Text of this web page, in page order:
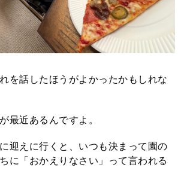
を話したほうがよかったかもしれな
最近あるんですよ。
迎えに行くと、いつも決まって園の
に「おかえりなさい」って言われる